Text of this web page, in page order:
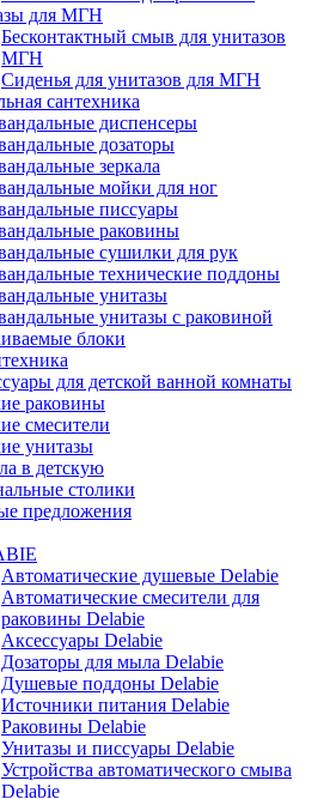
для МГН
Бесконтактный смыв для унитазов
МГН
Сиденья для унитазов для МГН
сантехника
диспенсеры
дозаторы
зеркала
мойки для ног
писсуары
раковины
сушилки для рук
технические поддоны
унитазы
унитазы с раковиной
блоки
для детской ванной комнаты
раковины
смесители
унитазы
в детскую
столики
предложения
Автоматические душевые Delabie
Автоматические смесители для
раковины Delabie
Аксессуары Delabie
Дозаторы для мыла Delabie
Душевые поддоны Delabie
Источники питания Delabie
Раковины Delabie
Унитазы и писсуары Delabie
Устройства автоматического смыва
Delabie